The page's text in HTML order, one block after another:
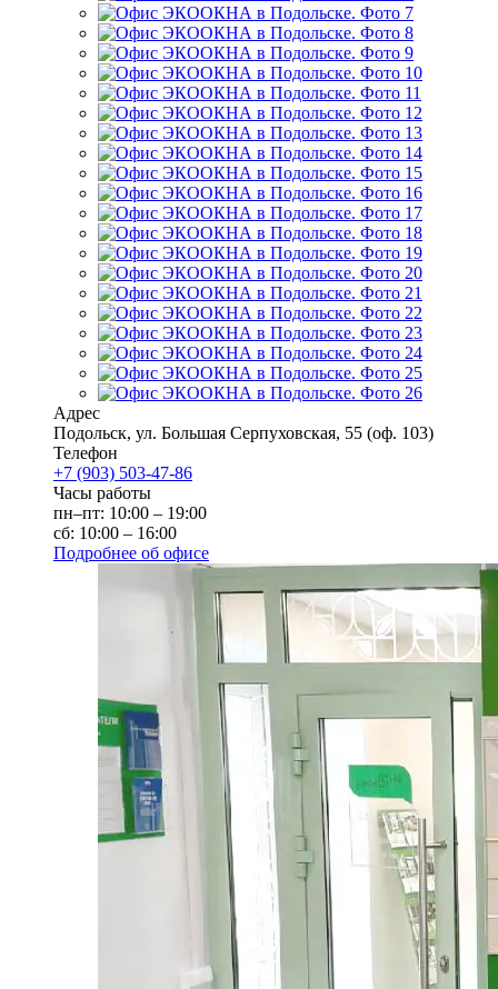
Адрес
Подольск, ул. Большая Серпуховская, 55 (оф. 103)
Телефон
+7 (903) 503-47-86
Часы работы
пн–пт: 10:00 – 19:00
сб: 10:00 – 16:00
Подробнее об офисе